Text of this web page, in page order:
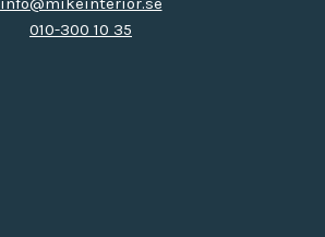
010-300 10 35